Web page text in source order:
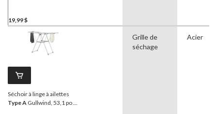
19,99 $
Séchoir à linge à ailettes
Type A Gullwind, 53,1 po x
Grille de
séchage
Acier